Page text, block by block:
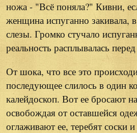
ножа - "Всё поняла?" Кивни,
женщина испуганно закивала,
слезы. Громко стучало
реальность расплывалась
От шока, что все это
последующее слилось в один
калейдоскоп. Вот ее бросают
освобождая от оставшейся
оглаживают ее, теребят соски